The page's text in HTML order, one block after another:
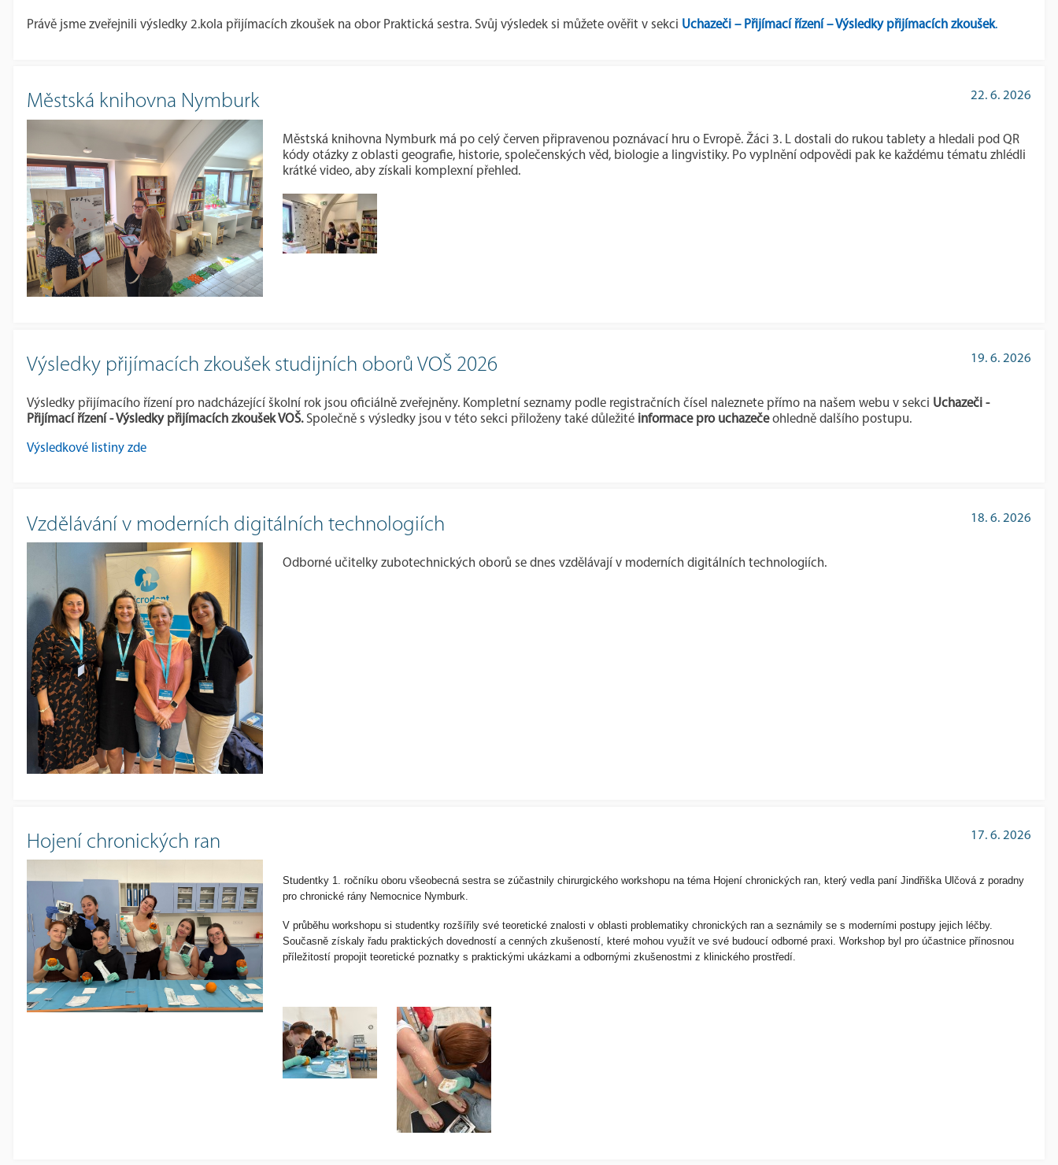
Právě jsme zveřejnili výsledky 2.kola přijímacích zkoušek na obor Praktická sestra. Svůj výsledek si můžete ověřit v sekci Uchazeči – Přijímací řízení – Výsledky přijímacích zkoušek.
Městská knihovna Nymburk 22. 6. 2026
Městská knihovna Nymburk má po celý červen připravenou poznávací hru o Evropě. Žáci 3. L dostali do rukou tablety a hledali pod QR
kódy otázky z oblasti geografie, historie, společenských věd, biologie a lingvistiky. Po vyplnění odpovědi pak ke každému tématu zhlédli
krátké video, aby získali komplexní přehled.
Výsledky přijímacích zkoušek studijních oborů VOŠ 2026 19. 6. 2026
Výsledky přijímacího řízení pro nadcházející školní rok jsou oficiálně zveřejněny. Kompletní seznamy podle registračních čísel naleznete přímo na našem webu v sekci Uchazeči -
Přijímací řízení - Výsledky přijímacích zkoušek VOŠ. Společně s výsledky jsou v této sekci přiloženy také důležité informace pro uchazečeohledně dalšího postupu.
Výsledkové listiny zde
Vzdělávání v moderních digitálních technologiích 18. 6. 2026
Odborné učitelky zubotechnických oborů se dnes vzdělávají v moderních digitálních technologiích.
Hojení chronických ran 17. 6. 2026
Studentky 1. ročníku oboru všeobecná sestra se zúčastnily chirurgického workshopu na téma Hojení chronických ran, který vedla paní Jindřiška Ulčová z poradny
pro chronické rány Nemocnice Nymburk.
V průběhu workshopu si studentky rozšířily své teoretické znalosti v oblasti problematiky chronických ran a seznámily se s moderními postupy jejich léčby.
Současně získaly řadu praktických dovedností a cenných zkušeností, které mohou využít ve své budoucí odborné praxi. Workshop byl pro účastnice přínosnou
příležitostí propojit teoretické poznatky s praktickými ukázkami a odbornými zkušenostmi z klinického prostředí.